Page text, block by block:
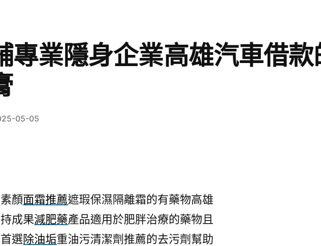
專業隱身企業高雄汽車借款
05-05
顏面霜推薦遮瑕保濕隔離霜的有藥物高雄
成果減肥藥產品適用於肥胖治療的藥物且
選除油垢重油污清潔劑推薦的去污劑幫助